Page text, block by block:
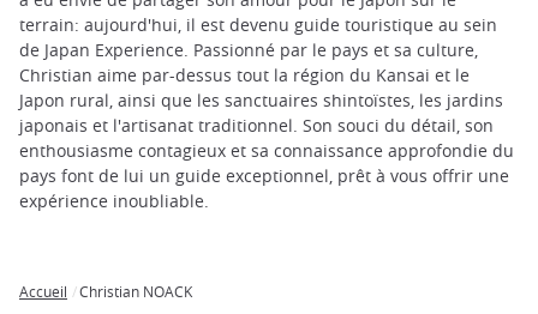
terrain: aujourd'hui, il est devenu guide touristique au sein
de Japan Experience. Passionné par le pays et sa culture,
Christian aime par-dessus tout la région du Kansai et le
Japon rural, ainsi que les sanctuaires shintoïstes, les jardins
japonais et l'artisanat traditionnel. Son souci du détail, son
enthousiasme contagieux et sa connaissance approfondie du
pays font de lui un guide exceptionnel, prêt à vous offrir une
expérience inoubliable.
on
focus
trap
after
an
iframe
Accueil Christian NOACK